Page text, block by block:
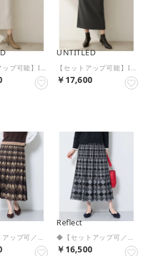
UNTITLED
￥17,600
◆【セットアップ可／アーガイル柄】ニットスカート （ブラウン(244)）
Reflect
◆【セットアップ可／アーガイル柄】ニットスカート （チャコールグレー(214)）
￥16,500